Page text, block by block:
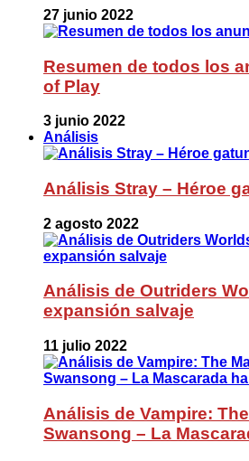
27 junio 2022
Resumen de todos los
of Play
3 junio 2022
Análisis
Análisis Stray – Héroe
2 agosto 2022
Análisis de Outriders
expansión salvaje
11 julio 2022
Análisis de Vampire:
Swansong – La